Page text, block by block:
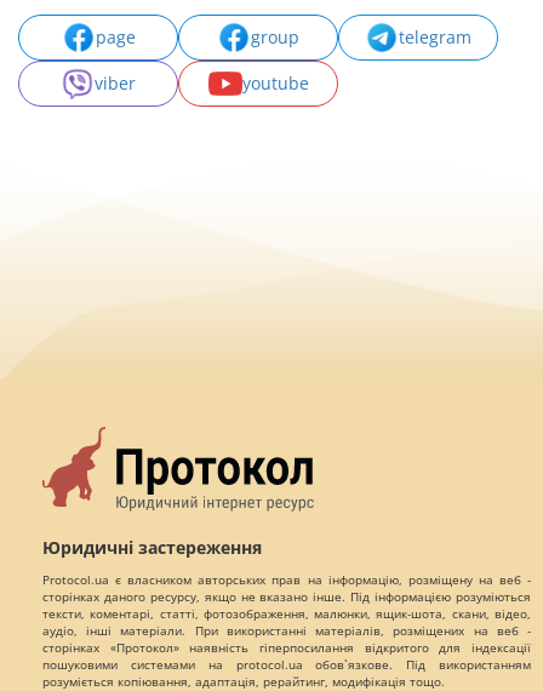
page group
telegram
viber
youtube
Юридичні застереження
Protocol.ua є власником авторських прав на інформацію, розміщену на веб -
сторінках даного ресурсу, якщо не вказано інше. Під інформацією розуміються
тексти, коментарі, статті, фотозображення, малюнки, ящик-шота, скани, відео,
аудіо, інші матеріали. При використанні матеріалів, розміщених на веб -
сторінках «Протокол» наявність гіперпосилання відкритого для індексації
пошуковими системами на protocol.ua обов`язкове. Під використанням
розуміється копіювання, адаптація, рерайтинг, модифікація тощо.